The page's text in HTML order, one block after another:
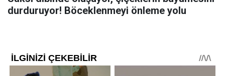
durduruyor! Böceklenmeyi önleme yolu